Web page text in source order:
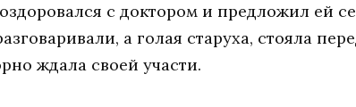
с доктором и предложил ей
а голая старуха, стояла
ждала своей участи.